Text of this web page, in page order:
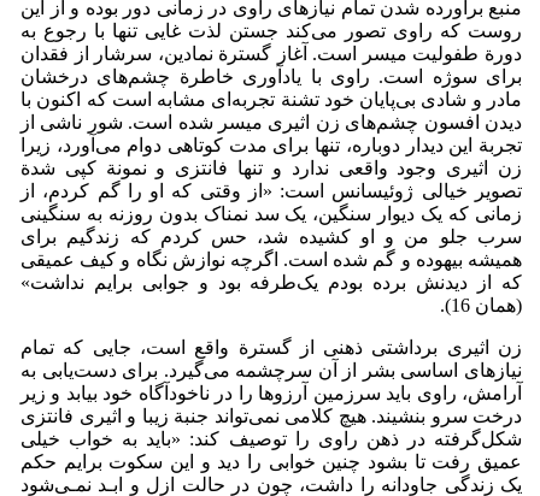
منبع برآورده شدن تمام نیازهای راوی در زمانی دور بوده و از این
روست که راوی تصور می‌کند جستن لذت غایی تنها با رجوع به
دورة طفولیت میسر است. آغاز گسترة نمادین، سرشار از فقدان
برای سوژه است. راوی با یادآوری خاطرة چشم‌های درخشان
مادر و شادی بی‌پایان خود تشنة تجربه‌ای مشابه است که اکنون با
دیدن افسون چشم‌های زن اثیری میسر شده است. شور ناشی از
تجربة این دیدار دوباره، تنها برای مدت کوتاهی دوام می‌آورد، زیرا
زن اثیری وجود واقعی ندارد و تنها فانتزی و نمونة کپی شدة
تصویر خیالی ژوئیسانس است: «از وقتی که او را گم کردم، از
زمانی که یک دیوار سنگین، یک سد نمناک بدون روزنه به سنگینی
سرب جلو من و او کشیده شد، حس کردم که زندگیم برای
همیشه بیهوده و گم شده است. اگرچه نوازش نگاه و کیف عمیقی
که از دیدنش برده بودم یک‌طرفه بود و جوابی برایم نداشت»
(همان 16).
زن اثیری برداشتی ذهنی از گسترة واقع است، جایی که تمام
نیازهای اساسی بشر از آن سرچشمه می‌گیرد. برای دست‌یابی به
آرامش، راوی باید سرزمین آرزوها را در ناخودآگاه خود بیابد و زیر
درخت سرو بنشیند. هیچ کلامی نمی‌تواند جنبة زیبا و اثیری فانتزی
شکل‌گرفته در ذهن راوی را توصیف کند: «باید به خواب خیلی
عمیق رفت تا بشود چنین خوابی را دید و این سکوت برایم حکم
یک زندگی جاودانه را داشت، چون در حالت ازل و ابـد نمـی‌شود